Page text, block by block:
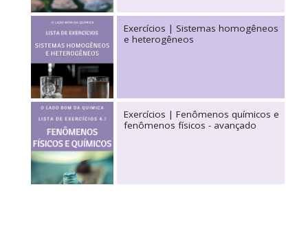
Exercícios | Sistemas homogêneos
e heterogêneos
Exercícios | Fenômenos químicos e
fenômenos físicos - avançado